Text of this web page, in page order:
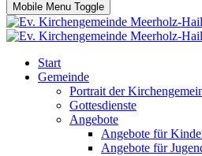
Mobile Menu Toggle
Start
Gemeinde
Portrait der
Gottesdienste
Angebote
Angebote für
Angebote für